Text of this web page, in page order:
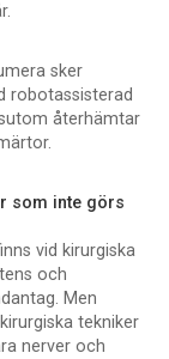
sker
robotassisterad
återhämtar
som inte görs
vid kirurgiska
och
Men
tekniker
nerver och